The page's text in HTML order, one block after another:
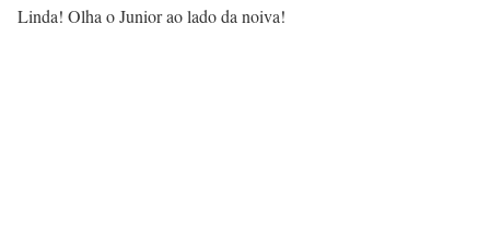
Linda! Olha o Junior ao lado da noiva!